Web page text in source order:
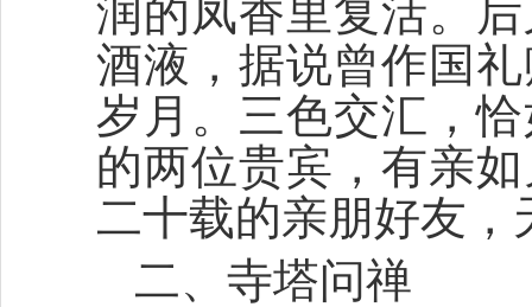
润的凤香里复活。
酒液，据说曾作国
岁月。三色交汇，
的两位贵宾，有亲
二十载的亲朋好友
二、寺塔问禅